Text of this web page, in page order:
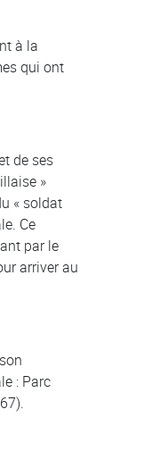
à la
qui ont
de ses
»
« soldat
Ce
par le
arriver au
: Parc